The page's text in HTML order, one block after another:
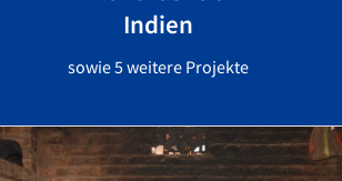
Indien
sowie 5 weitere Projekte